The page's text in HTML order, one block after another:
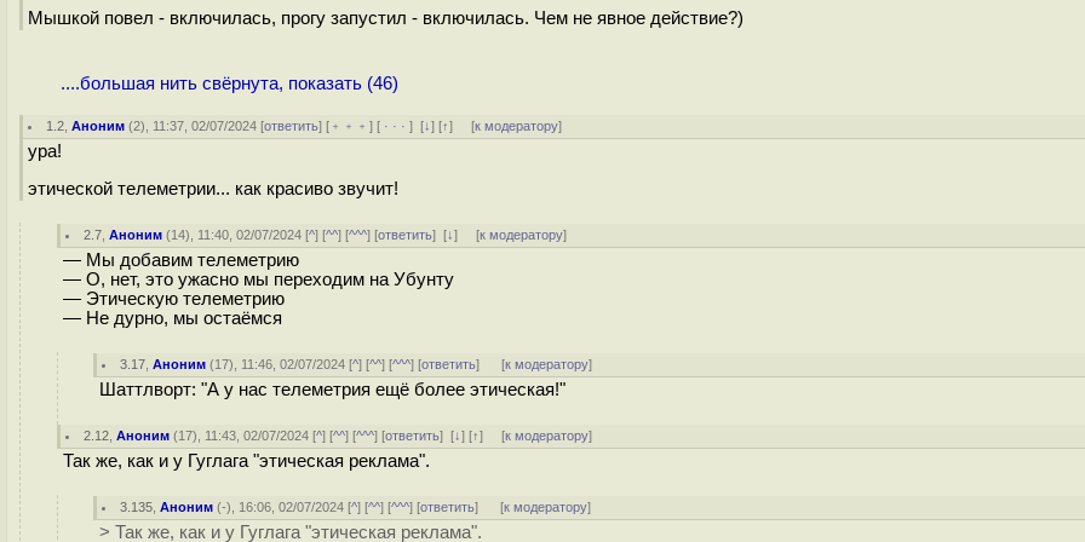
Мышкой повел - включилась, прогу запустил - включилась. Чем не явное действие?)
....большая нить свёрнута, показать (46)
1.2 ,Аноним (2), 11:37, 02/07/2024 [ответить] [ ﹢﹢﹢] [ · · ·][↓] [↑] [к модератору]
ура!
этической телеметрии... как красиво звучит!
2.7 ,Аноним (14), 11:40, 02/07/2024 [^] [^^] [^^^] [ответить][↓] [к модератору]
— Мы добавим телеметрию
— О, нет, это ужасно мы переходим на Убунту
— Этическую телеметрию
— Не дурно, мы остаёмся
3.17 ,Аноним (17), 11:46, 02/07/2024 [^] [^^] [^^^] [ответить] [к модератору]
Шаттлворт: "А у нас телеметрия ещё более этическая!"
2.12 ,Аноним (17), 11:43, 02/07/2024 [^] [^^] [^^^] [ответить][↓] [↑] [к модератору]
Так же, как и у Гуглага "этическая реклама".
3.135 ,Аноним (-), 16:06, 02/07/2024 [^] [^^] [^^^] [ответить] [к модератору]
> Так же, как и у Гуглага "этическая реклама".